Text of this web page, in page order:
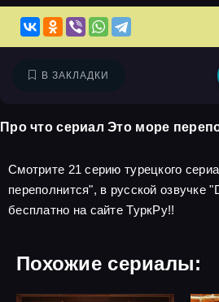
В ЗАКЛАДКИ
Про что сериал Это море
Смотрите 21 серию турецкого
переполнится", в русской озвучке
бесплатно на сайте ТуркРу!!
Похожие сериалы: